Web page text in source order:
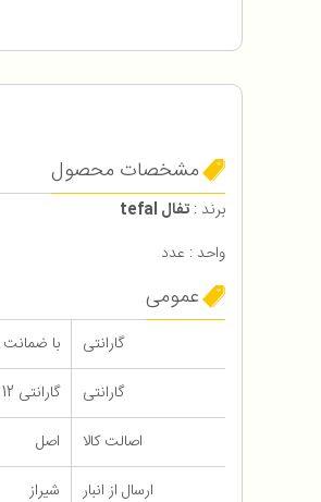
مشخصات محصول
برند : تفال tefal
واحد : عدد
عمومی
گارانتی
با ضمانت
گارانتی
گارانتی 12 ماه شرکتی
اصالت کالا
اصل
ارسال از انبار
شیراز